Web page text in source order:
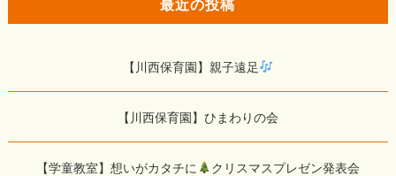
最近の投稿
【川西保育園】親子遠足
【川西保育園】ひまわりの会
【学童教室】想いがカタチに クリスマスプレゼン発表会